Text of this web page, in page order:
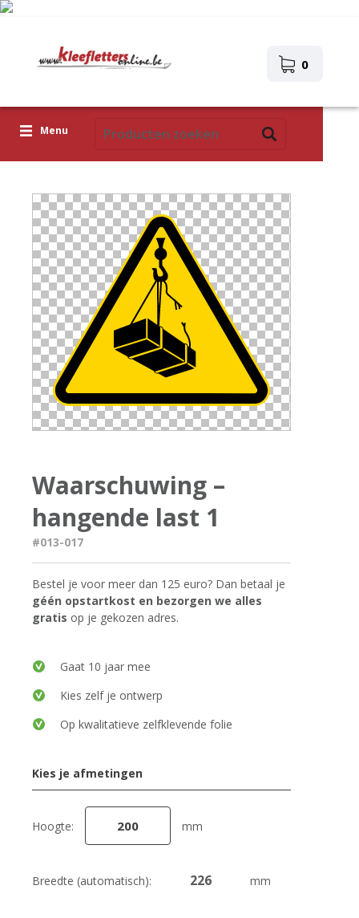
0
Menu
Icoontjes
Plakplaatjes
Upload je eigen ontwerp
Corona Covid-19
Waarschuwing –
hangende last 1
#013-017
Bestel je voor meer dan 125 euro? Dan betaal je
géén opstartkost en bezorgen we alles
gratis op je gekozen adres.
Gaat 10 jaar mee
Kies zelf je ontwerp
Op kwalitatieve zelfklevende folie
Kies je afmetingen
Hoogte: mm
Breedte (automatisch): mm